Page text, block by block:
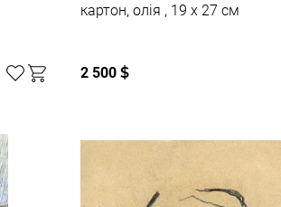
картон, олія , 19 x 27 см
2 500$